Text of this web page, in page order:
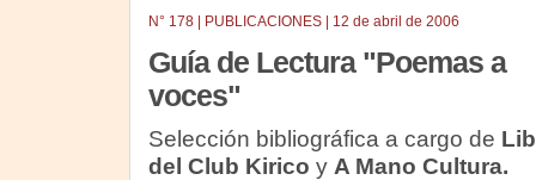
N° 178| PUBLICACIONES| 12 de abril de 2006
Guía de Lectura "Poemas a
voces"
Selección bibliográfica a cargo de
del Club Kirico y A Mano Cultura.